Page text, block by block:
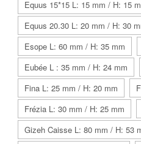
Equus 15*15 L: 15 mm / H: 15
Equus 20.30 L: 20 mm / H: 30
Esope L: 60 mm / H: 35 mm
Eubée L : 35 mm / H: 24 mm
Fina L: 25 mm / H: 20 mm
Frézia L: 30 mm / H: 25 mm
Gizeh Caisse L: 80 mm / H: 53